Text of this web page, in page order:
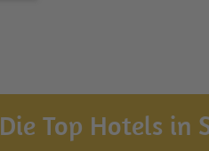
Die Top Hotels in